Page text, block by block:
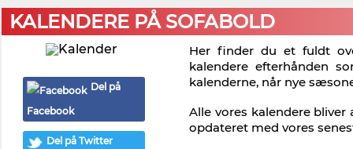
Kontakt
bruger
KALENDERE PÅ SOFABOLD
Del på
Facebook
Del på Twitter
Her finder du et fuldt
kalendere efterhånden
kalenderne, når nye
Alle vores kalendere
opdateret med vores